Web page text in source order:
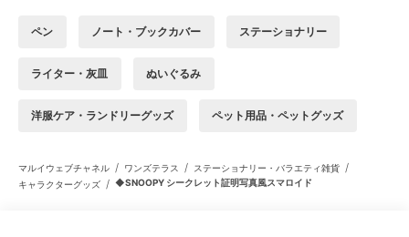
ペン ノート・ブックカバー ステーショナリー
ライター・灰皿 ぬいぐるみ
洋服ケア・ランドリーグッズ ペット用品・ペットグッズ
マルイウェブチャネル / ワンズテラス / ステーショナリー・バラエティ雑貨 /
キャラクターグッズ / ◆SNOOPY シークレット証明写真風スマロイド